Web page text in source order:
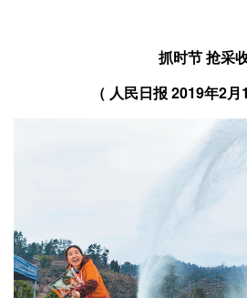
抓时节 抢采
（ 人民日报 2019年2月